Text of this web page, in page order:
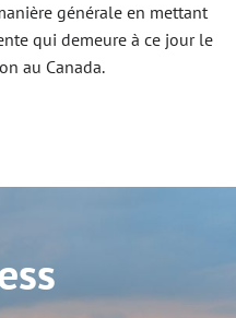
générale en mettant
qui demeure à ce jour le
au Canada.